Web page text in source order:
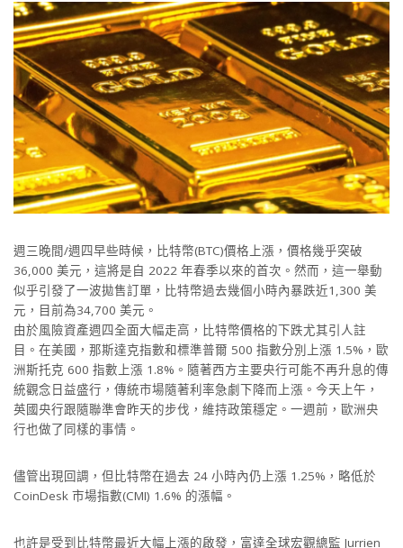
週三晚間/週四早些時候，比特幣(BTC)價格上漲，價格幾乎突破
36,000 美元，這將是自 2022 年春季以來的首次。然而，這一舉動
似乎引發了一波拋售訂單，比特幣過去幾個小時內暴跌近1,300 美
元，目前為34,700 美元。
由於風險資產週四全面大幅走高，比特幣價格的下跌尤其引人註
目。在美國，那斯達克指數和標準普爾 500 指數分別上漲 1.5%，歐
洲斯托克 600 指數上漲 1.8%。隨著西方主要央行可能不再升息的傳
統觀念日益盛行，傳統市場隨著利率急劇下降而上漲。今天上午，
英國央行跟隨聯準會昨天的步伐，維持政策穩定。一週前，歐洲央
行也做了同樣的事情。
儘管出現回調，但比特幣在過去 24 小時內仍上漲 1.25%，略低於
CoinDesk 市場指數(CMI) 1.6% 的漲幅。
也許是受到比特幣最近大幅上漲的啟發，富達全球宏觀總監 Jurrien